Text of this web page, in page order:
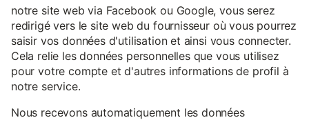
notre site web via Facebook ou Google, vous serez
redirigé vers le site web du fournisseur où vous pourrez
saisir vos données d'utilisation et ainsi vous connecter.
Cela relie les données personnelles que vous utilisez
pour votre compte et d'autres informations de profil à
notre service.
Nous recevons automatiquement les données